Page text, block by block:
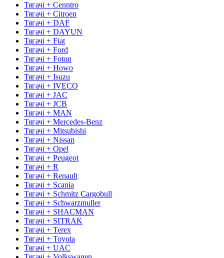
Тягачі + Cenntro
Тягачі + Citroen
Тягачі + DAF
Тягачі + DAYUN
Тягачі + Fiat
Тягачі + Ford
Тягачі + Foton
Тягачі + Howo
Тягачі + Isuzu
Тягачі + IVECO
Тягачі + JAC
Тягачі + JCB
Тягачі + MAN
Тягачі + Mercedes-Benz
Тягачі + Mitsubishi
Тягачі + Nissan
Тягачі + Opel
Тягачі + Peugeot
Тягачі + R
Тягачі + Renault
Тягачі + Scania
Тягачі + Schmitz Cargobull
Тягачі + Schwarzmuller
Тягачі + SHACMAN
Тягачі + SITRAK
Тягачі + Terex
Тягачі + Toyota
Тягачі + UAC